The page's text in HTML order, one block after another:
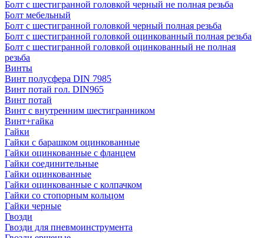
Болт с шестигранной головкой черный не полная резьба
Болт мебельный
Болт с шестигранной головкой черный полная резьба
Болт с шестигранной головкой оцинкованный полная резьба
Болт с шестигранной головкой оцинкованный не полная
резьба
Винты
Винт полусфера DIN 7985
Винт потай гол. DIN965
Винт потай
Винт с внутренним шестигранником
Винт+гайка
Гайки
Гайки с барашком оцинкованные
Гайки оцинкованные с фланцем
Гайки соединительные
Гайки оцинкованные
Гайки оцинкованные с колпачком
Гайки со стопорным кольцом
Гайки черные
Гвозди
Гвозди для пневмоинструмента